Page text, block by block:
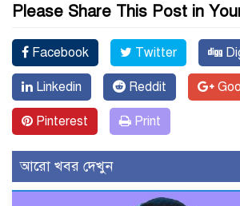
Please Share This Post in
Facebook Twitter
Linkedin Reddit
Pinterest Print
আরো খবর দেখুন